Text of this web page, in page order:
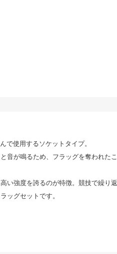
で使用するソケットタイプ。
音が鳴るため、フラッグを奪われたこ
い強度を誇るのが特徴。競技で繰り返
ッグセットです。